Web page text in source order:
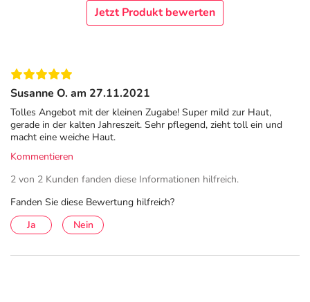
Jetzt Produkt bewerten
Susanne O. am 27.11.2021
Tolles Angebot mit der kleinen Zugabe! Super mild zur Haut,
gerade in der kalten Jahreszeit. Sehr pflegend, zieht toll ein und
macht eine weiche Haut.
Kommentieren
2 von 2 Kunden fanden diese Informationen hilfreich.
Fanden Sie diese Bewertung hilfreich?
Ja
Nein